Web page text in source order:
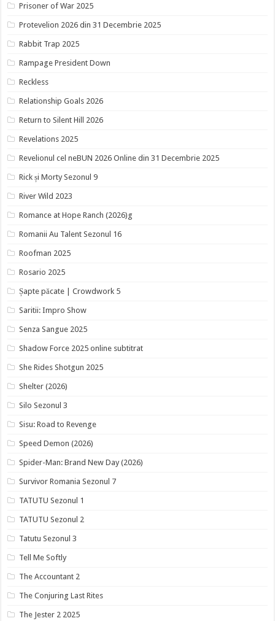
Prisoner of War 2025
Protevelion 2026 din 31 Decembrie 2025
Rabbit Trap 2025
Rampage President Down
Reckless
Relationship Goals 2026
Return to Silent Hill 2026
Revelations 2025
Revelionul cel neBUN 2026 Online din 31 Decembrie 2025
Rick și Morty Sezonul 9
River Wild 2023
Romance at Hope Ranch (2026)g
Romanii Au Talent Sezonul 16
Roofman 2025
Rosario 2025
Șapte păcate | Crowdwork 5
Saritii: Impro Show
Senza Sangue 2025
Shadow Force 2025 online subtitrat
She Rides Shotgun 2025
Shelter (2026)
Silo Sezonul 3
Sisu: Road to Revenge
Speed Demon (2026)
Spider-Man: Brand New Day (2026)
Survivor Romania Sezonul 7
TATUTU Sezonul 1
TATUTU Sezonul 2
Tatutu Sezonul 3
Tell Me Softly
The Accountant 2
The Conjuring Last Rites
The Jester 2 2025